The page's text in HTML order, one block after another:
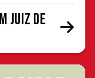
Juiz de